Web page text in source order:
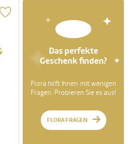
Das perfekte
Geschenk finden?
Flora hilft Ihnen mit wenigen
Fragen. Probieren Sie es aus!
FLORA FRAGEN